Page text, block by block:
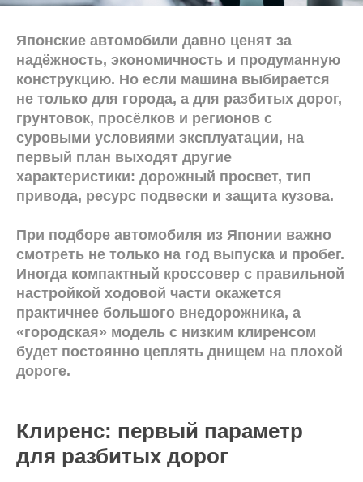
Японские автомобили давно ценят за
надёжность, экономичность и продуманную
конструкцию. Но если машина выбирается
не только для города, а для разбитых дорог,
грунтовок, просёлков и регионов с
суровыми условиями эксплуатации, на
первый план выходят другие
характеристики: дорожный просвет, тип
привода, ресурс подвески и защита кузова.
При подборе автомобиля из Японии важно
смотреть не только на год выпуска и пробег.
Иногда компактный кроссовер с правильной
настройкой ходовой части окажется
практичнее большого внедорожника, а
«городская» модель с низким клиренсом
будет постоянно цеплять днищем на плохой
дороге.
Клиренс: первый параметр
для разбитых дорог